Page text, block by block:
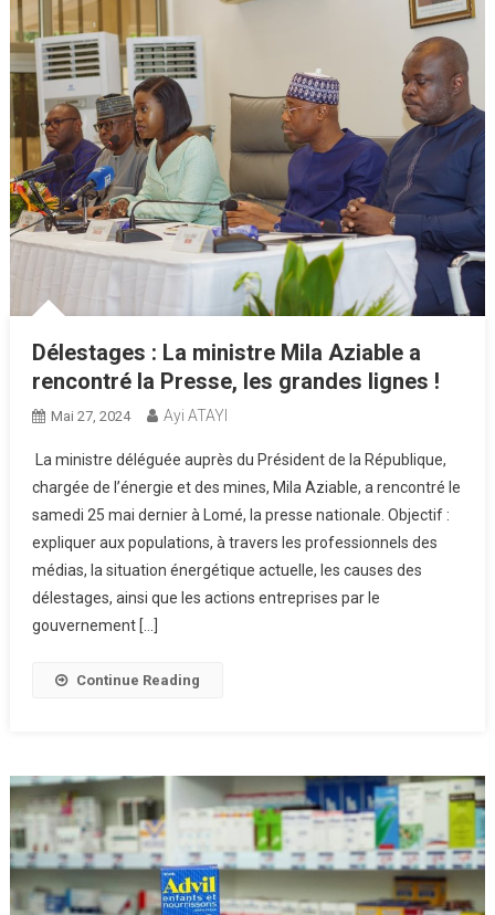
Délestages : La ministre Mila Aziable a
rencontré la Presse, les grandes lignes !
Mai 27, 2024 Ayi ATAYI
La ministre déléguée auprès du Président de la République,
chargée de l’énergie et des mines, Mila Aziable, a rencontré le
samedi 25 mai dernier à Lomé, la presse nationale. Objectif :
expliquer aux populations, à travers les professionnels des
médias, la situation énergétique actuelle, les causes des
délestages, ainsi que les actions entreprises par le
gouvernement […]
Continue Reading